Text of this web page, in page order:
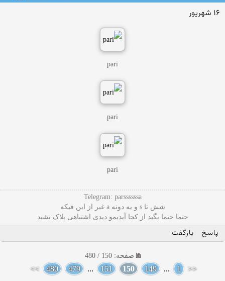
۱۶ شهریور
pari
pari
pari
Telegram: parssssssa
شش تا s و یه دونه a غیر از این فیکه
حتما حتما بگید از کجا آیدیمو دیدی اشتباهی بلاک نشید
پاسخ بازگفت
صفحه: 150 / 480
<<
1
...
149
150
151
...
479
480
>>